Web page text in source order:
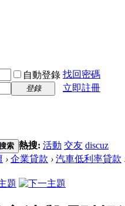
自動登錄 找回密碼
登錄
立即註冊
索 熱搜: 活動 交友 discuz
› 企業貸款 › 汽車低利率貸款